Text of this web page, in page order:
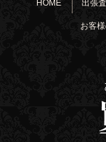
HOME 出張
お客